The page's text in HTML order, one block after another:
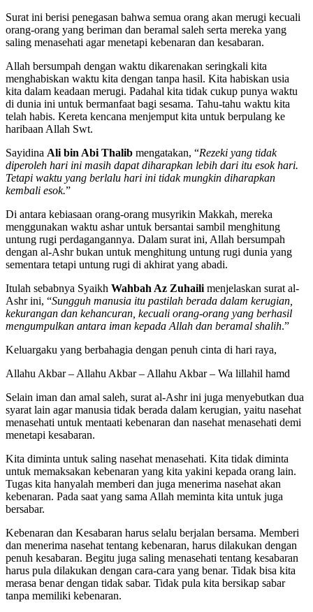
Surat ini berisi penegasan bahwa semua orang akan merugi kecuali
orang-orang yang beriman dan beramal saleh serta mereka yang
saling menasehati agar menetapi kebenaran dan kesabaran.
Allah bersumpah dengan waktu dikarenakan seringkali kita
menghabiskan waktu kita dengan tanpa hasil. Kita habiskan usia
kita dalam keadaan merugi. Padahal kita tidak cukup punya waktu
di dunia ini untuk bermanfaat bagi sesama. Tahu-tahu waktu kita
telah habis. Kereta kencana menjemput kita untuk berpulang ke
haribaan Allah Swt.
Sayidina Ali bin Abi Thalib mengatakan, “Rezeki yang tidak
diperoleh hari ini masih dapat diharapkan lebih dari itu esok hari.
Tetapi waktu yang berlalu hari ini tidak mungkin diharapkan
kembali esok.”
Di antara kebiasaan orang-orang musyrikin Makkah, mereka
menggunakan waktu ashar untuk bersantai sambil menghitung
untung rugi perdagangannya. Dalam surat ini, Allah bersumpah
dengan al-Ashr bukan untuk menghitung untung rugi dunia yang
sementara tetapi untung rugi di akhirat yang abadi.
Itulah sebabnya Syaikh Wahbah Az Zuhaili menjelaskan surat al-
Ashr ini, “Sungguh manusia itu pastilah berada dalam kerugian,
kekurangan dan kehancuran, kecuali orang-orang yang berhasil
mengumpulkan antara iman kepada Allah dan beramal shalih.”
Keluargaku yang berbahagia dengan penuh cinta di hari raya,
Allahu Akbar – Allahu Akbar – Allahu Akbar – Wa lillahil hamd
Selain iman dan amal saleh, surat al-Ashr ini juga menyebutkan dua
syarat lain agar manusia tidak berada dalam kerugian, yaitu nasehat
menasehati untuk mentaati kebenaran dan nasehat menasehati demi
menetapi kesabaran.
Kita diminta untuk saling nasehat menasehati. Kita tidak diminta
untuk memaksakan kebenaran yang kita yakini kepada orang lain.
Tugas kita hanyalah memberi dan juga menerima nasehat akan
kebenaran. Pada saat yang sama Allah meminta kita untuk juga
bersabar.
Kebenaran dan Kesabaran harus selalu berjalan bersama. Memberi
dan menerima nasehat tentang kebenaran, harus dilakukan dengan
penuh kesabaran. Begitu juga saling menasehati tentang kesabaran
harus pula dilakukan dengan cara-cara yang benar. Tidak bisa kita
merasa benar dengan tidak sabar. Tidak pula kita bersikap sabar
tanpa memiliki kebenaran.